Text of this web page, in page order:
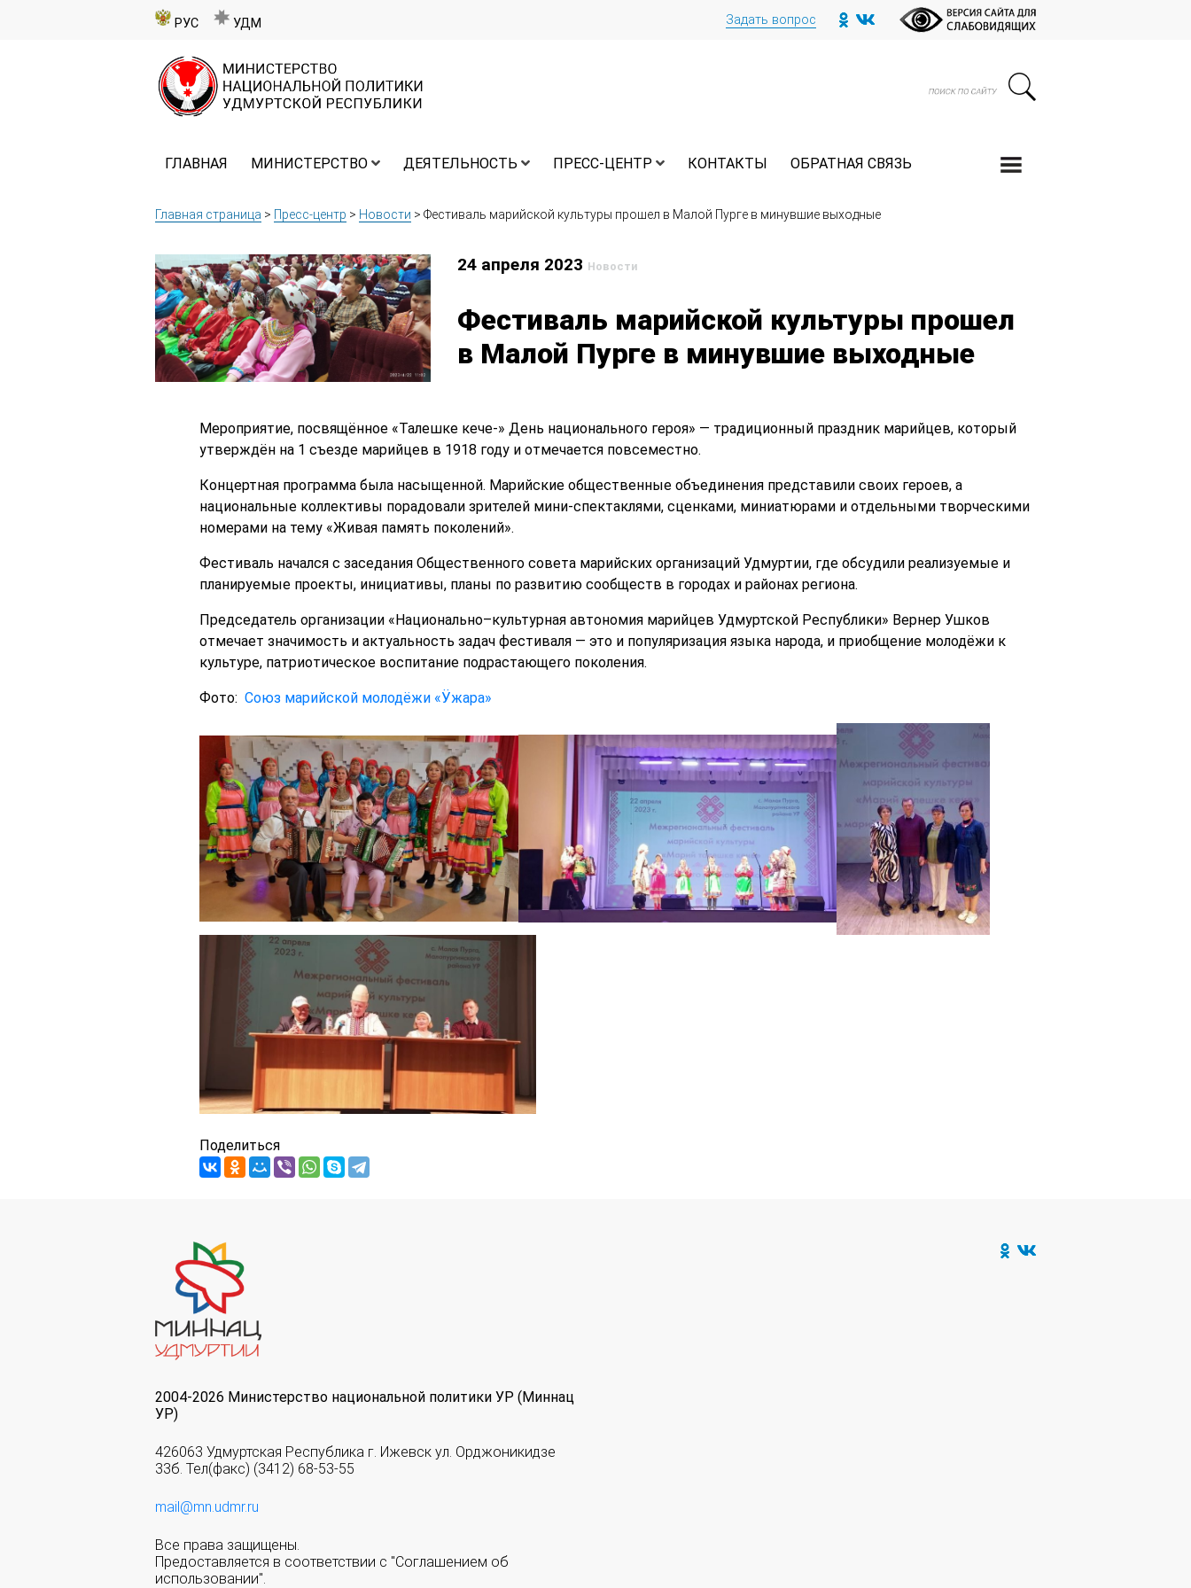
РУС УДМ Задать вопрос
ГЛАВНАЯ МИНИСТЕРСТВО ДЕЯТЕЛЬНОСТЬ ПРЕСС-ЦЕНТР КОНТАКТЫ ОБРАТНАЯ СВЯЗЬ
Главная страница > Пресс-центр > Новости > Фестиваль марийской культуры прошел в Малой Пурге в минувшие выходные
24 апреля 2023 Новости
Фестиваль марийской культуры прошел
в Малой Пурге в минувшие выходные
Мероприятие, посвящённое «Талешке кече-» День национального героя» — традиционный праздник марийцев, который
утверждён на 1 съезде марийцев в 1918 году и отмечается повсеместно.
Концертная программа была насыщенной. Марийские общественные объединения представили своих героев, а
национальные коллективы порадовали зрителей мини-спектаклями, сценками, миниатюрами и отдельными творческими
номерами на тему «Живая память поколений».
Фестиваль начался с заседания Общественного совета марийских организаций Удмуртии, где обсудили реализуемые и
планируемые проекты, инициативы, планы по развитию сообществ в городах и районах региона.
Председатель организации «Национально–культурная автономия марийцев Удмуртской Республики» Вернер Ушков
отмечает значимость и актуальность задач фестиваля — это и популяризация языка народа, и приобщение молодёжи к
культуре, патриотическое воспитание подрастающего поколения.
Фото: Союз марийской молодёжи «Ӱжара»
Поделиться
2004-2026 Министерство национальной политики УР (Миннац
УР)
426063 Удмуртская Республика г. Ижевск ул. Орджоникидзе
33б. Тел(факс) (3412) 68-53-55
mail@mn.udmr.ru
Все права защищены.
Предоставляется в соответствии с "Соглашением об
использовании".